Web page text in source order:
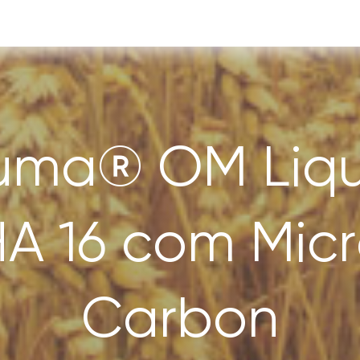
OM
16 com
Carbon